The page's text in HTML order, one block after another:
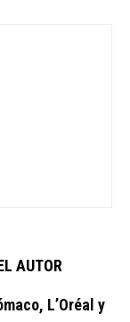
AUTOR
L’Oréal y